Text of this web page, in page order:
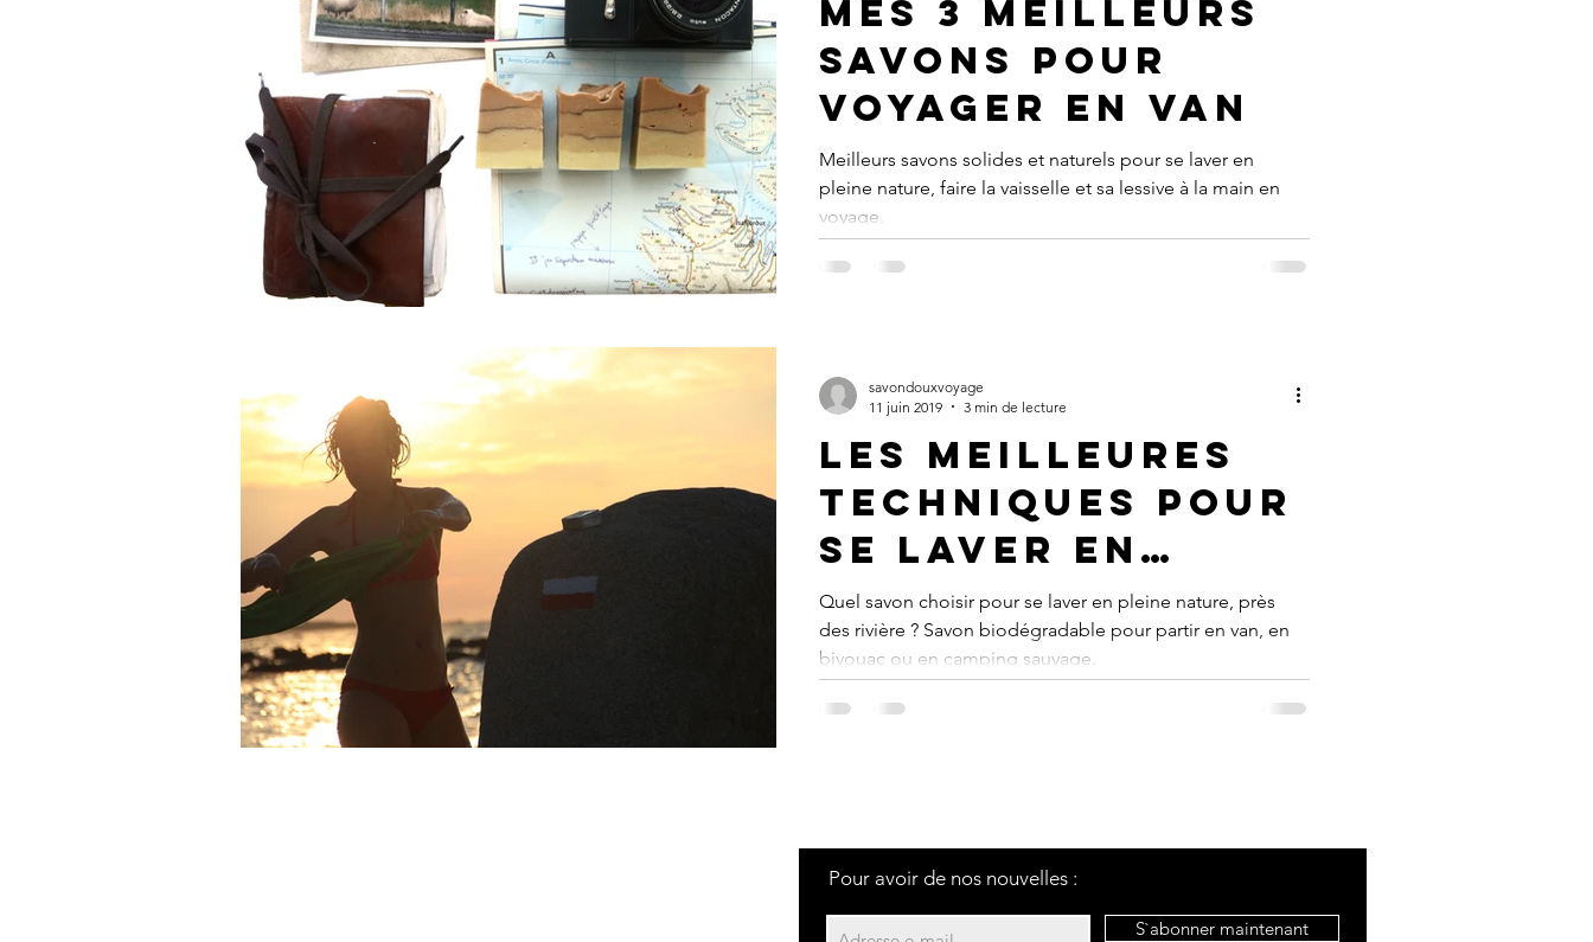
Mes 3 meilleurs
savons pour
voyager en van
Meilleurs savons solides et naturels pour se laver en
pleine nature, faire la vaisselle et sa lessive à la main en
voyage.
Les meilleures
techniques pour
se laver en
pleine nature
Quel savon choisir pour se laver en pleine nature, près
des rivière ? Savon biodégradable pour partir en van, en
bivouac ou en camping sauvage.
savondouxvoyage
11 juin 2019
3 min de lecture
Pour avoir de nos nouvelles :
S`abonner maintenant